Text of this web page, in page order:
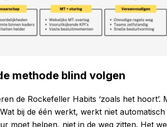
methode blind volgen
de Rockefeller Habits ‘zoals het hoort’.
bij de één werkt, werkt niet
moet helpen, niet in de weg zitten. Het